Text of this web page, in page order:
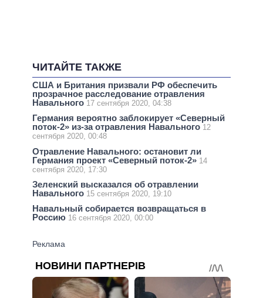
ЧИТАЙТЕ ТАКЖЕ
США и Британия призвали РФ обеспечить
прозрачное расследование отравления
Навального 17 сентября 2020, 04:38
Германия вероятно заблокирует «Северный
поток-2» из-за отравления Навального 12
сентября 2020, 00:48
Отравление Навального: остановит ли
Германия проект «Северный поток-2» 14
сентября 2020, 17:30
Зеленский высказался об отравлении
Навального 15 сентября 2020, 19:10
Навальный собирается возвращаться в
Россию 16 сентября 2020, 00:00